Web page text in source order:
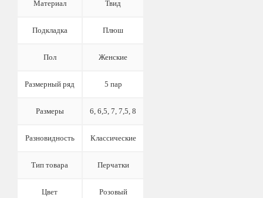
Материал Твид
Подкладка Плюш
Пол Женские
Размерный ряд 5 пар
Размеры 6, 6,5, 7, 7,5, 8
Разновидность Классические
Тип товара Перчатки
Цвет Розовый